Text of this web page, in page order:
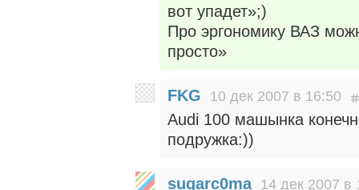
вот упадет»;)
Про эргономику ВАЗ
просто»
FKG 10 дек 2007 в 16:50
Audi 100 машынка
подружка:))
sugarc0ma 14 дек 2007 в